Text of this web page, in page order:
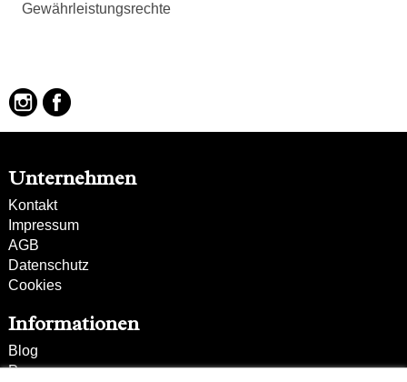
Gewährleistungsrechte
Unternehmen
Kontakt
Impressum
AGB
Datenschutz
Cookies
Informationen
Blog
Presse